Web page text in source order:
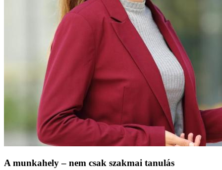
A munkahely – nem csak szakmai tanulás